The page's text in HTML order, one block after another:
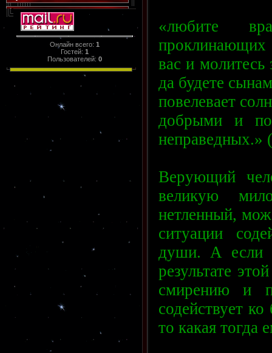
Онлайн всего: 1
Гостей: 1
Пользователей: 0
«любите
проклинающих
вас и
да будете
повелевает
добрыми и
Верующий
великую
нетленный,
ситуации
души. А если
результате
смирению и
содействует
то какая тогда